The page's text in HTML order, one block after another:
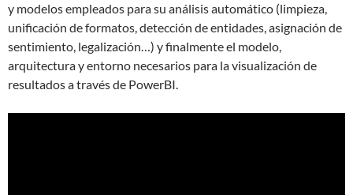
y modelos empleados para su análisis automático (limpieza,
unificación de formatos, detección de entidades, asignación de
sentimiento, legalización…) y finalmente el modelo,
arquitectura y entorno necesarios para la visualización de
resultados a través de PowerBI.